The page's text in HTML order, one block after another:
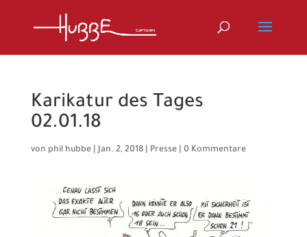
Karikatur des Tages
02.01.18
von phil hubbe|Jan. 2, 2018| Presse| 0 Kommentare